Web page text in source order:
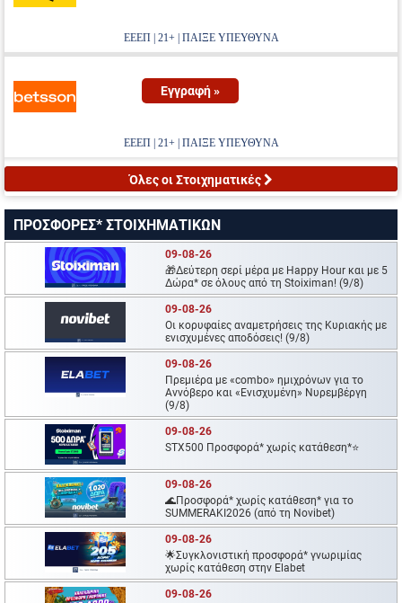
ΕΕΕΠ | 21+ | ΠΑΙΞΕ ΥΠΕΥΘΥΝΑ
Εγγραφή »
ΕΕΕΠ | 21+ | ΠΑΙΞΕ ΥΠΕΥΘΥΝΑ
Όλες οι Στοιχηματικές
ΠΡΟΣΦΟΡΕΣ* ΣΤΟΙΧΗΜΑΤΙΚΩΝ
09-08-26
🎁Δεύτερη σερί μέρα με Happy Hour και με 5
Δώρα* σε όλους από τη Stoiximan! (9/8)
09-08-26
Oι κορυφαίες αναμετρήσεις της Κυριακής με
ενισχυμένες αποδόσεις! (9/8)
09-08-26
Πρεμιέρα με «combo» ημιχρόνων για το
Αννόβερο και «Ενισχυμένη» Νυρεμβέργη
(9/8)
09-08-26
STX500 Προσφορά* χωρίς κατάθεση*⭐
09-08-26
🌊Προσφορά* χωρίς κατάθεση* για το
SUMMERAKI2026 (από τη Novibet)
09-08-26
🌟Συγκλονιστική προσφορά* γνωριμίας
χωρίς κατάθεση στην Elabet
09-08-26